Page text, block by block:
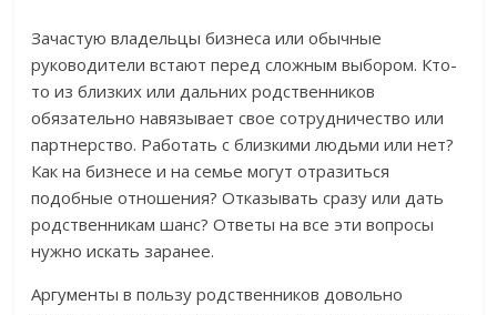
Зачастую владельцы бизнеса или обычные
руководители встают перед сложным выбором. Кто-
то из близких или дальних родственников
обязательно навязывает свое сотрудничество или
партнерство. Работать с близкими людьми или нет?
Как на бизнесе и на семье могут отразиться
подобные отношения? Отказывать сразу или дать
родственникам шанс? Ответы на все эти вопросы
нужно искать заранее.
Аргументы в пользу родственников довольно